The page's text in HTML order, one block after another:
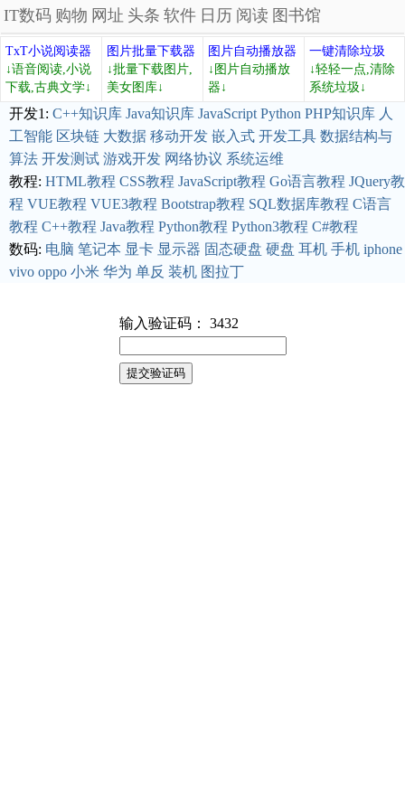
IT数码 购物 网址 头条 软件 日历 阅读 图书馆
TxT小说阅读器
↓语音阅读,小说
下载,古典文学↓
图片批量下载器
↓批量下载图片,
美女图库↓
图片自动播放器
↓图片自动播放
器↓
一键清除垃圾
↓轻轻一点,清除
系统垃圾↓
开发1: C++知识库 Java知识库 JavaScript Python PHP知识库 人
工智能 区块链 大数据 移动开发 嵌入式 开发工具 数据结构与
算法 开发测试 游戏开发 网络协议 系统运维
教程: HTML教程 CSS教程 JavaScript教程 Go语言教程 JQuery教
程 VUE教程 VUE3教程 Bootstrap教程 SQL数据库教程 C语言
教程 C++教程 Java教程 Python教程 Python3教程 C#教程
数码: 电脑 笔记本 显卡 显示器 固态硬盘 硬盘 耳机 手机 iphone
vivo oppo 小米 华为 单反 装机 图拉丁
输入验证码： 3432